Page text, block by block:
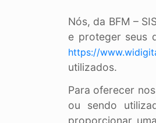
Nós, da BFM –
e proteger seus
https://
utilizados.
Para oferecer
ou sendo
proporcionar